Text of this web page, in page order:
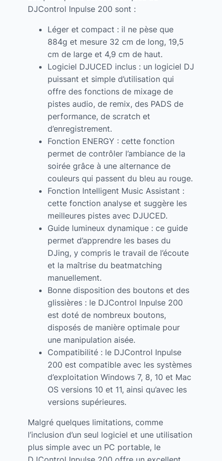
DJControl Inpulse 200 sont :
Léger et compact : il ne pèse que
884g et mesure 32 cm de long, 19,5
cm de large et 4,9 cm de haut.
Logiciel DJUCED inclus : un logiciel DJ
puissant et simple d’utilisation qui
offre des fonctions de mixage de
pistes audio, de remix, des PADS de
performance, de scratch et
d’enregistrement.
Fonction ENERGY : cette fonction
permet de contrôler l’ambiance de la
soirée grâce à une alternance de
couleurs qui passent du bleu au rouge.
Fonction Intelligent Music Assistant :
cette fonction analyse et suggère les
meilleures pistes avec DJUCED.
Guide lumineux dynamique : ce guide
permet d’apprendre les bases du
DJing, y compris le travail de l’écoute
et la maîtrise du beatmatching
manuellement.
Bonne disposition des boutons et des
glissières : le DJControl Inpulse 200
est doté de nombreux boutons,
disposés de manière optimale pour
une manipulation aisée.
Compatibilité : le DJControl Inpulse
200 est compatible avec les systèmes
d’exploitation Windows 7, 8, 10 et Mac
OS versions 10 et 11, ainsi qu’avec les
versions supérieures.
Malgré quelques limitations, comme
l’inclusion d’un seul logiciel et une utilisation
plus simple avec un PC portable, le